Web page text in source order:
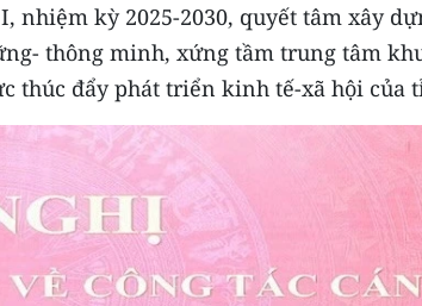
nhiệm kỳ 2025-2030, quyết tâm xây
thông minh, xứng tầm trung tâm
thúc đẩy phát triển kinh tế-xã hội của